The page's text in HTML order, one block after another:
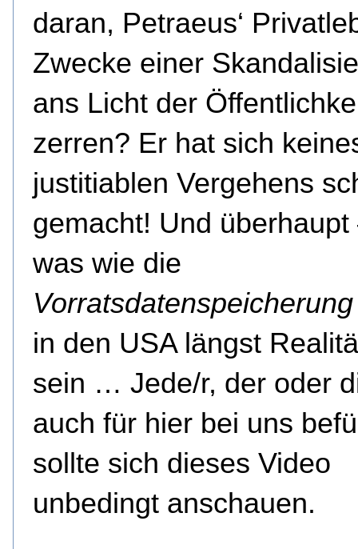
daran, Petraeus‘
Zwecke einer
ans Licht der
zerren? Er hat sich
justitiablen Vergehens
gemacht! Und überhaupt
was wie die
Vorratsdatenspeicherung
in den USA längst
sein … Jede/r, der oder
auch für hier bei uns
sollte sich dieses Video
unbedingt anschauen.